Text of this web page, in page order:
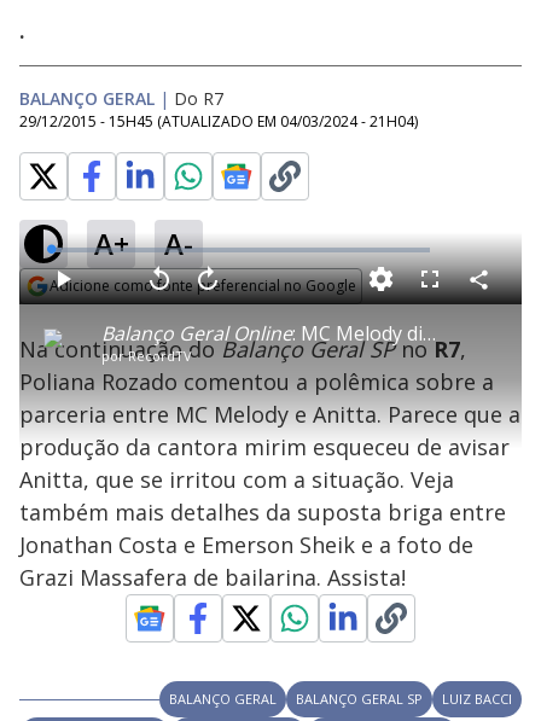
.
BALANÇO GERAL | Do R7
29/12/2015 - 15H45 (ATUALIZADO EM 04/03/2024 - 21H04)
A+ A-
Adicione como fonte preferencial no Google
P
l
a
y
V
Balanço Geral Online: MC Melody divulga parceria com Anitta, mas não avisa a cantora
porRecordTV
P V
t
a
r
1
0
e
g
n
d
s
A
n
ç
a
1
s
e
u
n
d
o
s
M
u
L
o
a
d
e
:
3
.
0
0
%
F
l
e
n
C
o
a
Na continuação doBalanço Geral SPnoR7,
Poliana Rozado comentou a polêmica sobre a
parceria entre MC Melody e Anitta. Parece que a
produção da cantora mirim esqueceu de avisar
Anitta, que se irritou com a situação. Veja
também mais detalhes da suposta briga entre
Jonathan Costa e Emerson Sheik e a foto de
Grazi Massafera de bailarina. Assista!
BALANÇO GERAL BALANÇO GERAL SP
LUIZ BACCI